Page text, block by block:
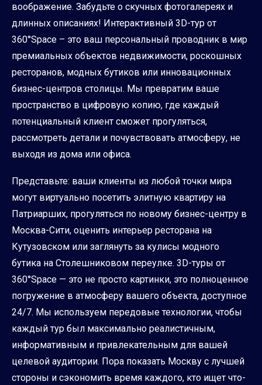
воображение. Забудьте о скучных фотогалереях и
длинных описаниях! Интерактивный 3D-тур от
360°Space – это ваш персональный проводник в мир
премиальных объектов недвижимости, роскошных
ресторанов, модных бутиков или инновационных
бизнес-центров столицы. Мы превратим ваше
пространство в цифровую копию, где каждый
потенциальный клиент сможет прогуляться,
рассмотреть детали и почувствовать атмосферу, не
выходя из дома или офиса.
Представьте: ваши клиенты из любой точки мира
могут виртуально посетить элитную квартиру на
Патриарших, прогуляться по новому бизнес-центру в
Москва-Сити, оценить интерьер ресторана на
Кутузовском или заглянуть за кулисы модного
бутика на Столешниковом переулке. 3D-туры от
360°Space — это не просто картинки, это полноценное
погружение в атмосферу вашего объекта, доступное
24/7. Мы используем передовые технологии, чтобы
каждый тур был максимально реалистичным,
информативным и привлекательным для вашей
целевой аудитории. Пора показать Москву с лучшей
стороны и сэкономить время каждого, кто ищет что-